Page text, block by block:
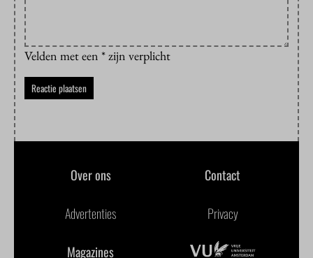
Velden met een * zijn verplicht
Over ons Contact
Advertenties Privacy
Magazines